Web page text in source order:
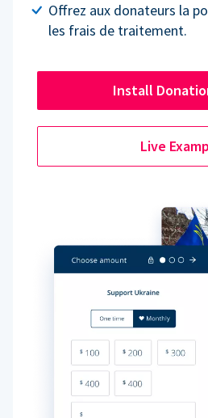
Offrez aux donateurs la
les frais de traitement.
Install
Live